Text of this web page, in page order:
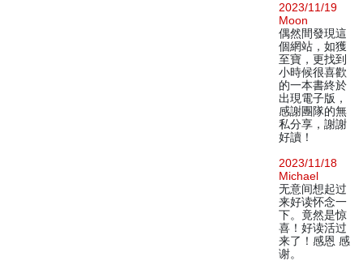
2023/11/19
Moon
偶然間發現這
個網站，如獲
至寶，更找到
小時候很喜歡
的一本書終於
出現電子版，
感謝團隊的無
私分享，謝謝
好讀！
2023/11/18
Michael
无意间想起过
来好读怀念一
下。竟然是惊
喜！好读活过
来了！感恩 感
谢。